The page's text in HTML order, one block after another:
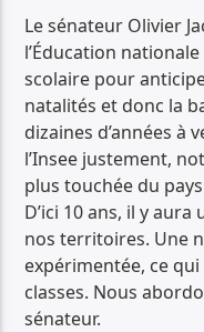
Le sénateur Olivier
l’Éducation
scolaire pour
natalités et donc la
dizaines d’années à
l’Insee justement,
plus touchée du
D’ici 10 ans, il y
nos territoires. Une
expérimentée, ce
classes. Nous
sénateur.